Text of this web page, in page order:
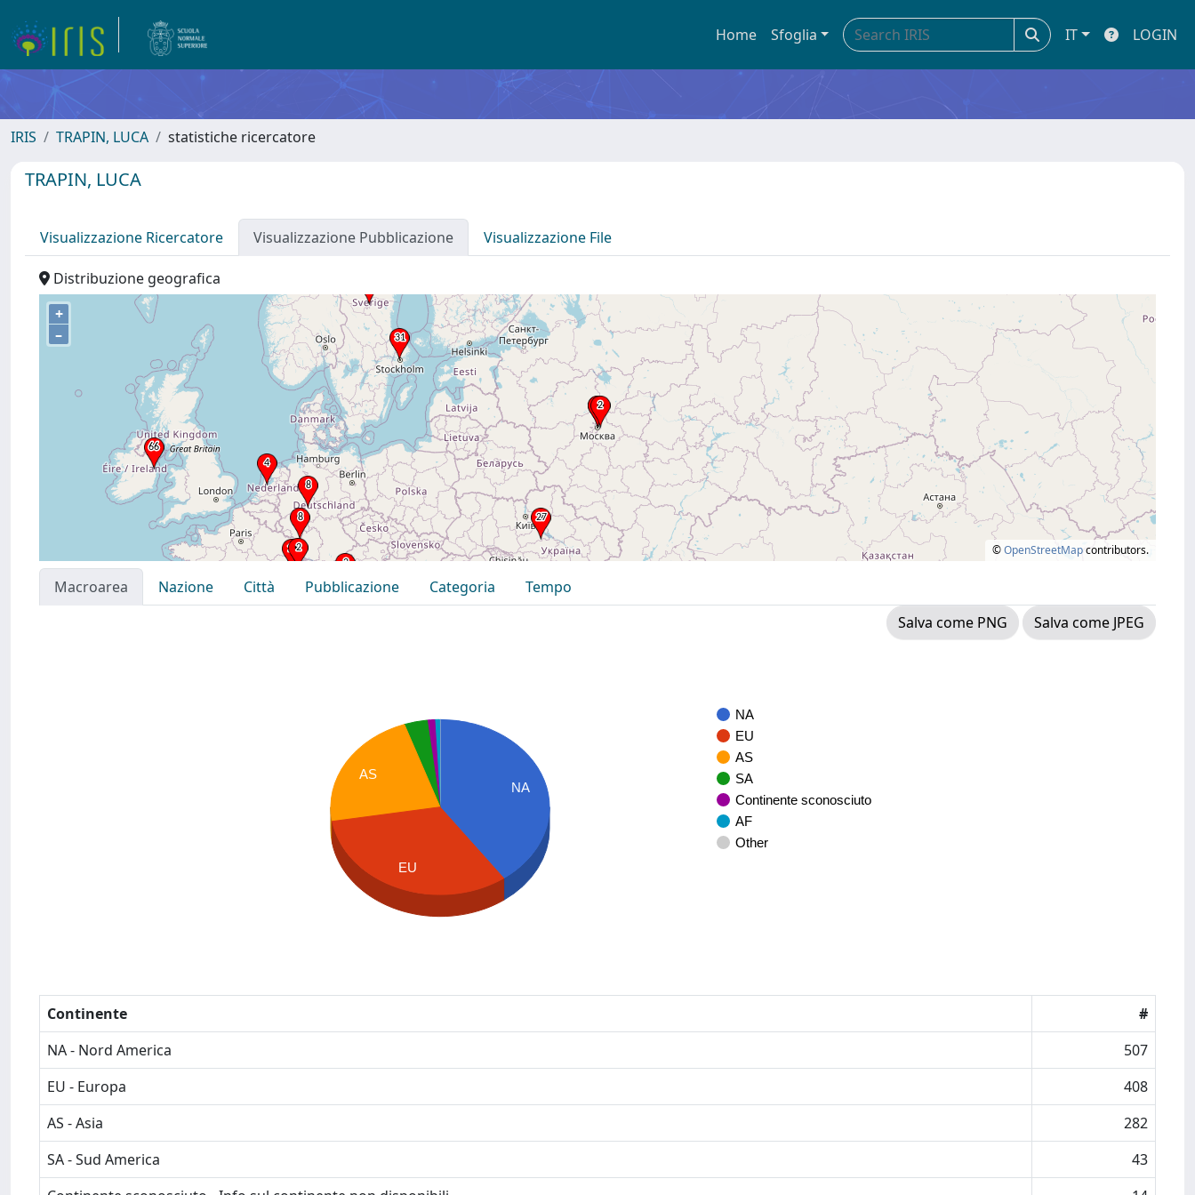
Home Sfoglia IT LOGIN
IRIS TRAPIN, LUCA statistiche ricercatore
TRAPIN, LUCA
Visualizzazione Ricercatore Visualizzazione Pubblicazione Visualizzazione File
Distribuzione geografica
+
–
©OpenStreetMapcontributors.
Macroarea Nazione Città Pubblicazione Categoria
Tempo
Salva come PNG
Salva come JPEG
NA
EU
AS
SA
Continente sconosciuto
AF
Other
NA
AS
EU
Continente
#
NA - Nord America
507
EU - Europa
408
AS - Asia
282
SA - Sud America
43